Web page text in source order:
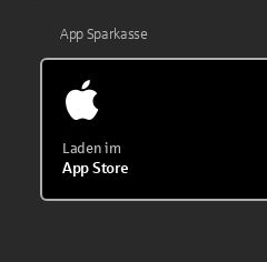
App Sparkasse
Laden im
App Store